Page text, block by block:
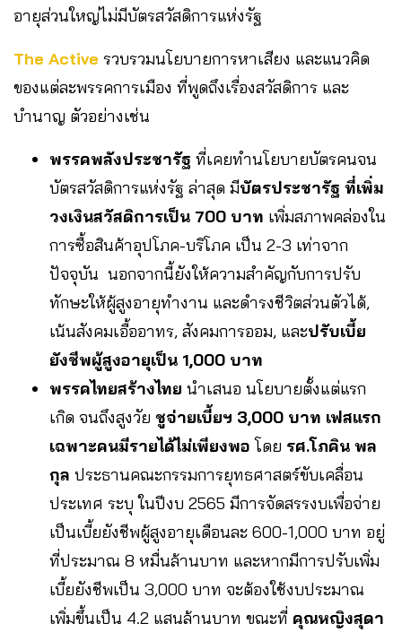
อายุส่วนใหญ่ไม่มีบัตรสวัสดิการแห่งรัฐ
The Active รวบรวมนโยบายการหาเสียง และแนวคิด
ของแต่ละพรรคการเมือง ที่พูดถึงเรื่องสวัสดิการ และ
บำนาญ ตัวอย่างเช่น
พรรคพลังประชารัฐ ที่เคยทำนโยบายบัตรคนจน
บัตรสวัสดิการแห่งรัฐ ล่าสุด มีบัตรประชารัฐ ที่เพิ่ม
วงเงินสวัสดิการเป็น 700 บาท เพิ่มสภาพคล่องใน
การซื้อสินค้าอุปโภค-บริโภค เป็น 2-3 เท่าจาก
ปัจจุบัน นอกจากนี้ยังให้ความสำคัญกับการปรับ
ทักษะให้ผู้สูงอายุทำงาน และดำรงชีวิตส่วนตัวได้,
เน้นสังคมเอื้ออาทร, สังคมการออม, และปรับเบี้ย
ยังชีพผู้สูงอายุเป็น 1,000 บาท
พรรคไทยสร้างไทย นำเสนอ นโยบายตั้งแต่แรก
เกิด จนถึงสูงวัย ชูจ่ายเบี้ยฯ 3,000 บาท เฟสแรก
เฉพาะคนมีรายได้ไม่เพียงพอ โดย รศ.โภคิน พล
กุล ประธานคณะกรรมการยุทธศาสตร์ขับเคลื่อน
ประเทศ ระบุ ในปีงบ 2565 มีการจัดสรรงบเพื่อจ่าย
เป็นเบี้ยยังชีพผู้สูงอายุเดือนละ 600-1,000 บาท อยู่
ที่ประมาณ 8 หมื่นล้านบาท และหากมีการปรับเพิ่ม
เบี้ยยังชีพเป็น 3,000 บาท จะต้องใช้งบประมาณ
เพิ่มขึ้นเป็น 4.2 แสนล้านบาท ขณะที่ คุณหญิงสุดา